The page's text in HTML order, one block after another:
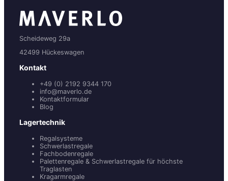
Scheideweg 29a
42499 Hückeswagen
Kontakt
+49 (0) 2192 9344 170
info@maverlo.de
Kontaktformular
Blog
Lagertechnik
Regalsysteme
Schwerlastregale
Fachbodenregale
Palettenregale & Schwerlastregale für höchste
Traglasten
Kragarmregale